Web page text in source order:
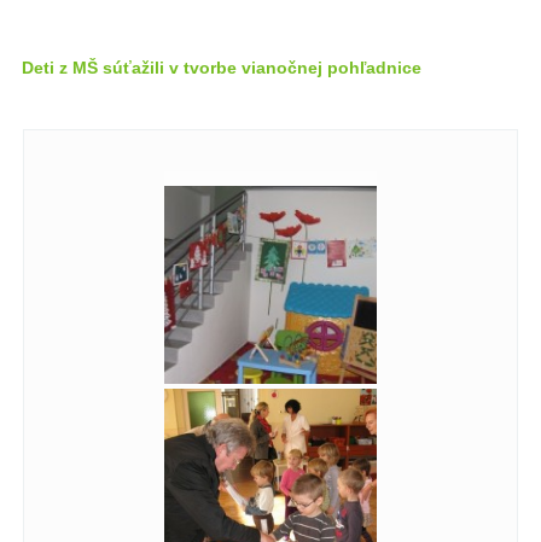
Deti z MŠ súťažili v tvorbe vianočnej pohľadnice